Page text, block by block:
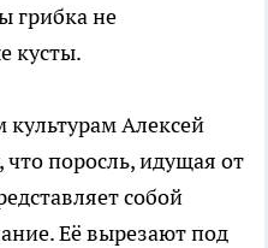
грибка не
кусты.
Алексей
поросль, идущая от
собой
Её вырезают под